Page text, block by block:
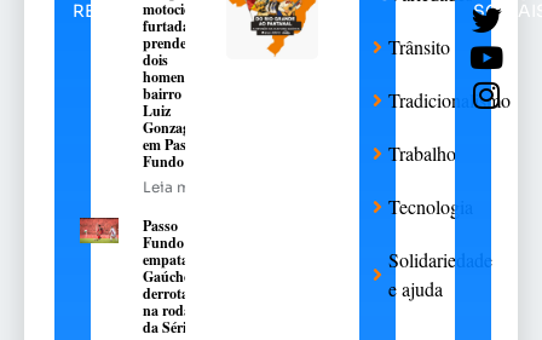
RELACIONADAS
motocicleta
furtada e
prende
dois
homens no
bairro São
Luiz
Gonzaga,
em Passo
Fundo
Leia mais
Passo
Fundo
empata e
Gaúcho é
derrotado
na rodada
da Série A-2
Trânsito
Tradicionalismo
Trabalho
Tecnologia
Solidariedade
e ajuda